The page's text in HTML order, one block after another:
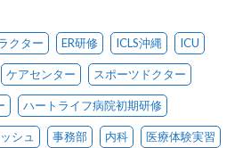
クター ER研修 ICLS沖縄 ICU
ケアセンター スポーツドクター
ハートライフ病院初期研修
シュ 事務部 内科 医療体験実習